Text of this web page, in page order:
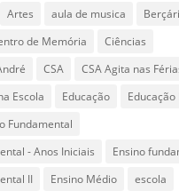
Artes aula de musica
de Memória
Ciências
CSA
CSA Agita nas
Escola
Educação
Fundamental
- Anos Iniciais
Ensino
II
Ensino Médio
escola